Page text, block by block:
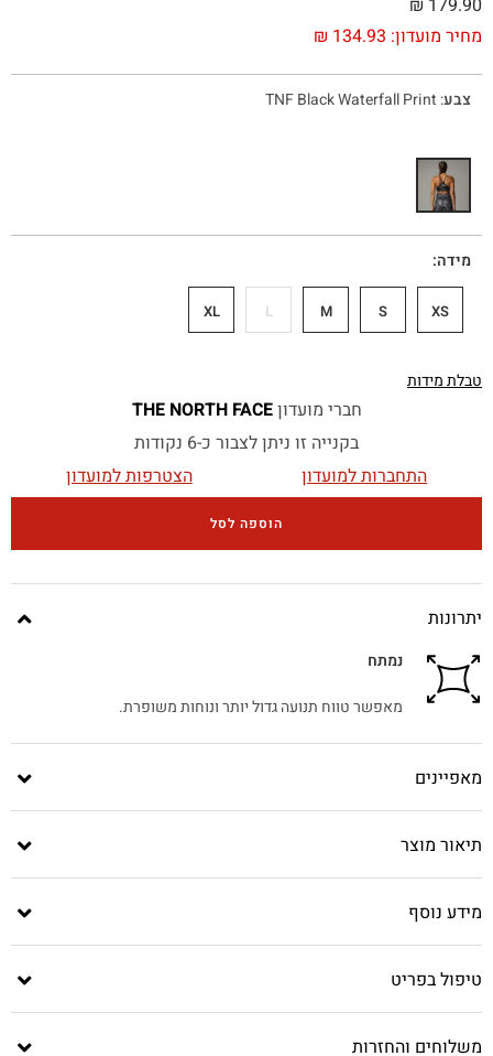
מחיר מועדון: ₪ 134.93
₪ 179.90
צבע:
TNF Black Waterfall Print
מידה
XS
S
M
L
XL
טבלת מידות
חברי מועדוןTHE NORTH FACE
בקנייה זו ניתן לצבור כ-6 נקודות
התחברות למועדון
הצטרפות למועדון
הוספה לסל
יתרונות
נמתח
מאפשר טווח תנועה גדול יותר ונוחות משופרת.
מאפיינים
תיאור מוצר
מידע נוסף
טיפול בפריט
משלוחים והחזרות